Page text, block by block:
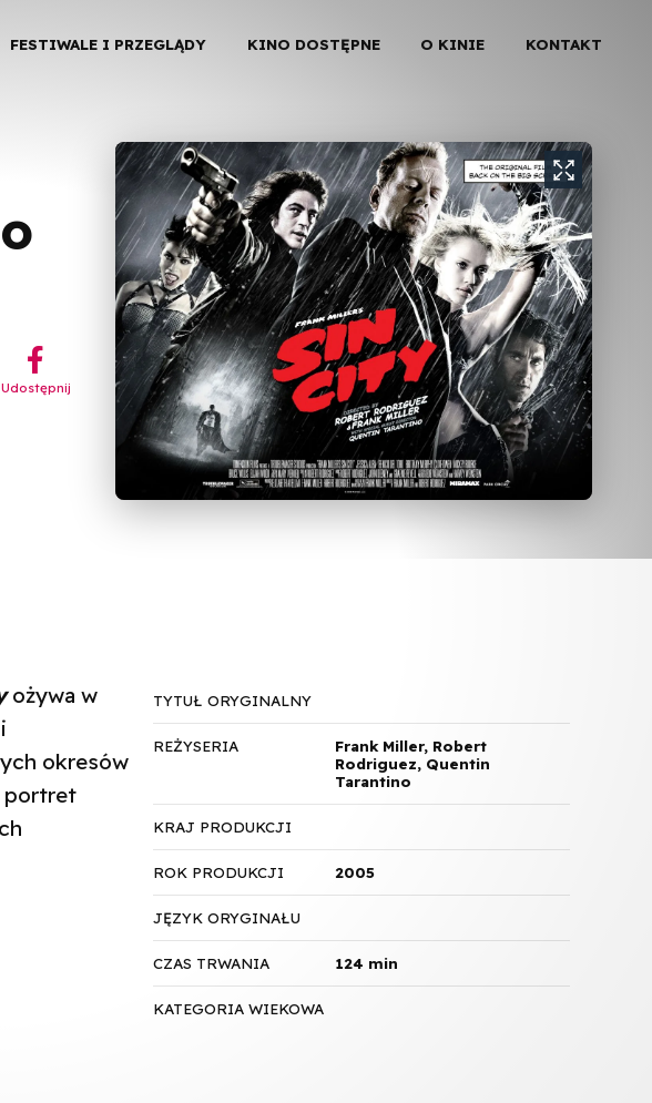
FESTIWALE I PRZEGLĄDY KINO DOSTĘPNE O KINIE KONTAKT
︁
Udostępnij
ożywa w
okresów
portret
TYTUŁ ORYGINALNY
REŻYSERIA
Frank Miller, Robert
Rodriguez, Quentin
Tarantino
KRAJ PRODUKCJI
ROK PRODUKCJI 2005
JĘZYK ORYGINAŁU
CZAS TRWANIA 124 min
KATEGORIA WIEKOWA